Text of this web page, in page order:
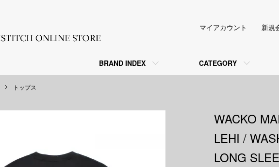
BRAND INDEX CATEGORY
マイアカウント 新規
トップス
WACKO
LEHI /
LONG